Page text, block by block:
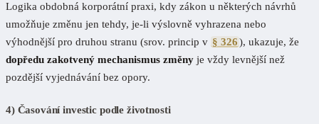
Logika obdobná korporátní praxi, kdy zákon u některých návrhů
umožňuje změnu jen tehdy, je-li výslovně vyhrazena nebo
výhodnější pro druhou stranu (srov. princip v § 326), ukazuje, že
dopředu zakotvený mechanismus změny je vždy levnější než
pozdější vyjednávání bez opory.
4) Časování investic podle životnosti